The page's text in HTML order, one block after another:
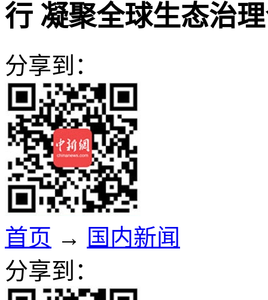
行 凝聚全球生态治
分享到：
首页 → 国内新闻
分享到：